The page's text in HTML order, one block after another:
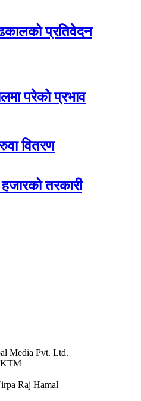
प्रतिवेदन
परेको प्रभाव
वितरण
तरकारी
Media Pvt. Ltd.
KTM
Raj Hamal